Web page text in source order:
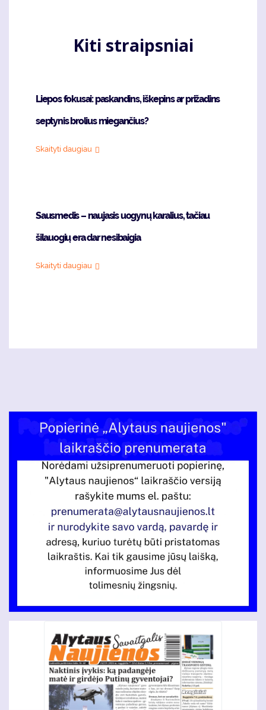
Kiti straipsniai
Liepos fokusai: paskandins, iškepins ar prižadins
septynis brolius miegančius?
Skaityti daugiau
Sausmedis – naujasis uogynų karalius, tačiau
šilauogių era dar nesibaigia
Skaityti daugiau